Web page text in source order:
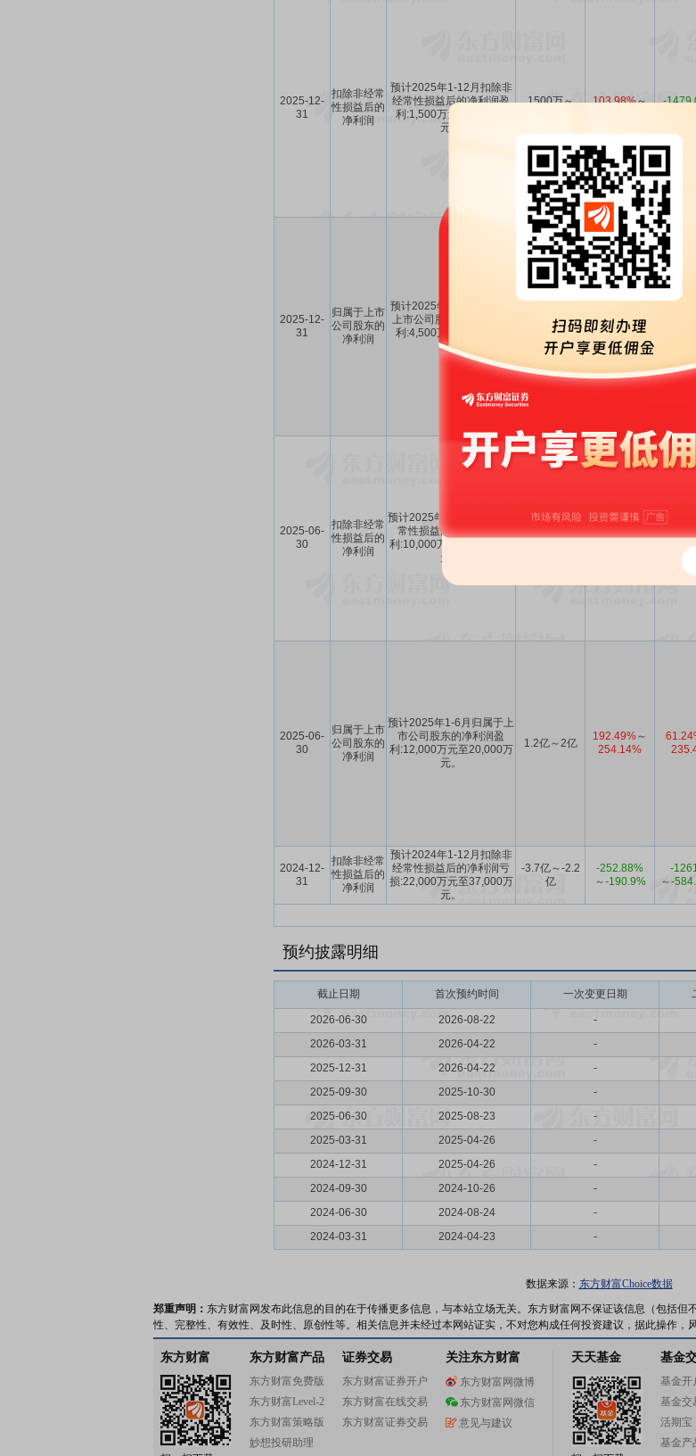
2025-12-
31
扣除非经常
性损益后的
净利润
预计2025年1-12月扣除非
经常性损益后的净利润盈
利:1,500万元至3,500万
元。
1500万～
103.98%～
-
2025-12-
31
归属于上市
公司股东的
净利润
预计2025年1-12月归属于
上市公司股东的净利润盈
利:4,500万元至6,500万
元。
4500万～
6500万
114.15%～
120.44%
2025-06-
30
扣除非经常
性损益后的
净利润
预计2025年1-6月扣除非经
常性损益后的净利润盈
利:10,000万元至18,000万
元。
1亿～1.8亿
174.29%～
2025-06-
30
归属于上市
公司股东的
净利润
预计2025年1-6月归属于上
市公司股东的净利润盈
利:12,000万元至20,000万
元。
1.2亿～2亿
192.49%～
254.14%
2024-12-
31
扣除非经常
性损益后的
净利润
预计2024年1-12月扣除非
经常性损益后的净利润亏
损:22,000万元至37,000万
元。
-3.7亿～-2.2
亿
-252.88%
～-190.9%
-
～-
预约披露明细
截止日期 首次预约时间 一次变更日期
2026-06-30 2026-08-22 -
2026-03-31
2026-04-22 -
2025-12-31
2026-04-22 -
2025-09-30
2025-10-30 -
2025-06-30
2025-08-23 -
2025-03-31
2025-04-26 -
2024-12-31
2025-04-26 -
2024-09-30
2024-10-26 -
2024-06-30
2024-08-24 -
2024-03-31
2024-04-23 -
数据来源： 东方财富Choice数据
郑重声明： 东方财富网发布此信息的目的在于传播更多信息，与本站立场无关。东方财富网不保证该信息（包括
性、完整性、有效性、及时性、原创性等。相关信息并未经过本网站证实，不对您构成任何投资建议，据此操作，风
东方财富 东方财富产品
东方财富免费版
东方财富Level-2
东方财富策略版
妙想投研助理
证券交易
东方财富证券开户
东方财富在线交易
东方财富证券交易
关注东方财富
东方财富网微博
东方财富网微信
意见与建议
天天基金 基金
基金开
基金交
活期宝
基金产